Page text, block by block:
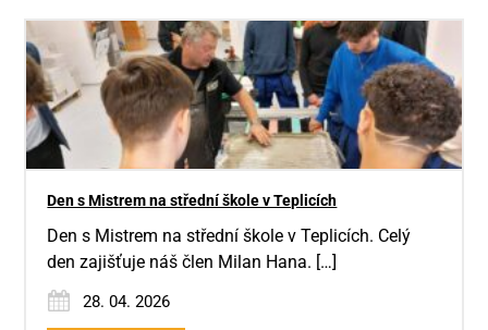
Den s Mistrem na střední škole v Teplicích
Den s Mistrem na střední škole v Teplicích. Celý
den zajišťuje náš člen Milan Hana. […]
28. 04. 2026